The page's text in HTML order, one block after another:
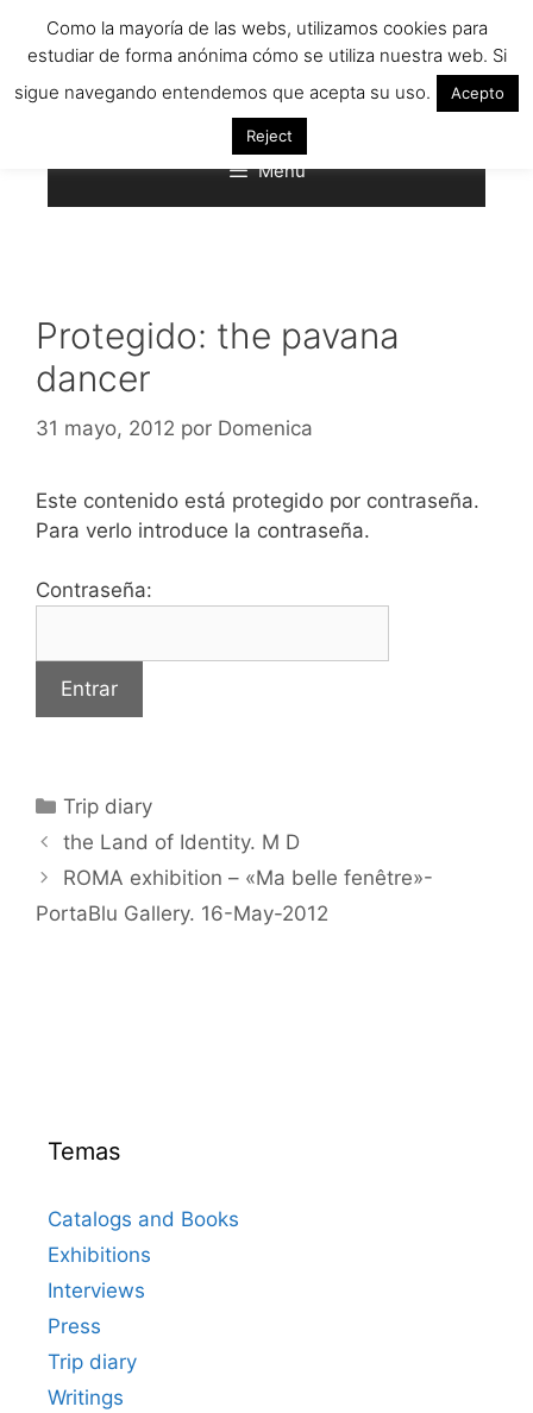
Menú
Protegido: the pavana
dancer
31 mayo, 2012 por Domenica
Este contenido está protegido por contraseña.
Para verlo introduce la contraseña.
Contraseña:
Categorías
Trip diary
the Land of Identity. M D
ROMA exhibition – «Ma belle fenêtre»-
PortaBlu Gallery. 16-May-2012
Temas
Catalogs and Books
Exhibitions
Interviews
Press
Trip diary
Writings
Como la mayoría de las webs, utilizamos cookies para
estudiar de forma anónima cómo se utiliza nuestra web. Si
sigue navegando entendemos que acepta su uso.
Acepto
Reject